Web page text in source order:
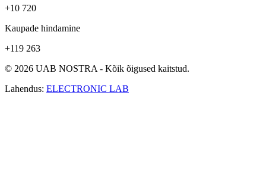
+10 720
Kaupade hindamine
+119 263
© 2026 UAB NOSTRA - Kõik õigused kaitstud.
Lahendus: ELECTRONIC LAB